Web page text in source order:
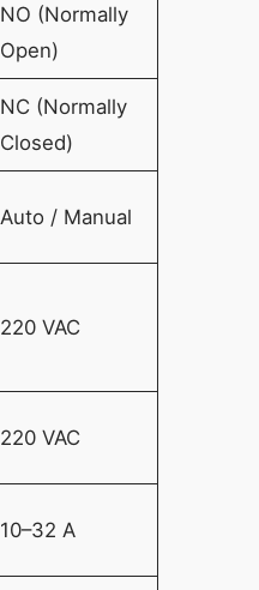
NO (Normally
Open)
NC (Normally
Closed)
Auto / Manual
220 VAC
220 VAC
10–32 A